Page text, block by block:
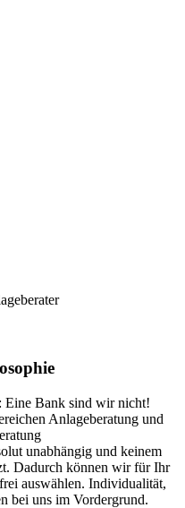
Eine Bank sind wir nicht!
Anlageberatung und
unabhängig und keinem
Dadurch können wir für Ihr
auswählen. Individualität,
bei uns im Vordergrund.